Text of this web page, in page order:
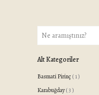
Alt Kategoriler
Basmati Pirinç( 1)
Karabuğday(3)